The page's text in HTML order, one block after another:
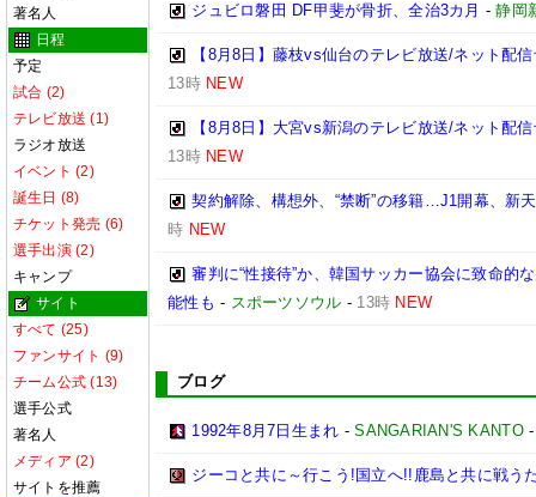
著名人
日程
予定
試合 (2)
テレビ放送 (1)
ラジオ放送
イベント (2)
誕生日 (8)
チケット発売 (6)
選手出演 (2)
キャンプ
サイト
すべて (25)
ファンサイト (9)
チーム公式 (13)
選手公式
著名人
メディア (2)
サイトを推薦
ジュビロ磐田 DF甲斐が骨折、全治3カ月 -静岡
【8月8日】藤枝vs仙台のテレビ放送/ネット配
13時 NEW
【8月8日】大宮vs新潟のテレビ放送/ネット配
13時 NEW
契約解除、構想外、“禁断”の移籍…J1開幕、新
時 NEW
審判に“性接待”か、韓国サッカー協会に致命
能性も - スポーツソウル - 13時 NEW
ブログ
1992年8月7日生まれ -SANGARIAN'S KANTO
ジーコと共に～行こう!国立へ!!鹿島と共に戦う